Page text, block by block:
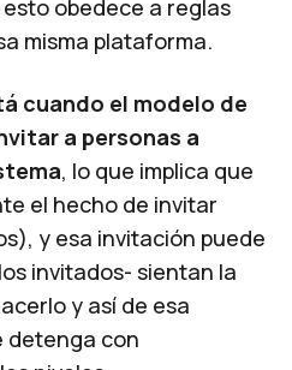
obedece a reglas
misma plataforma.
cuando el modelo de
a personas a
, lo que implica que
el hecho de invitar
y esa invitación puede
invitados- sientan la
y así de esa
detenga con